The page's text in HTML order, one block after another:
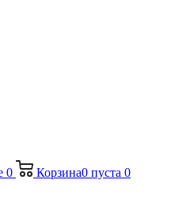
0 Корзина0 пуста 0